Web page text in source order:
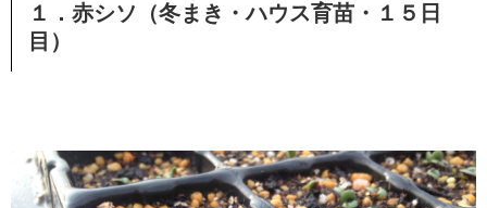
１．赤シソ（冬まき・ハウス育苗・１５日
目）